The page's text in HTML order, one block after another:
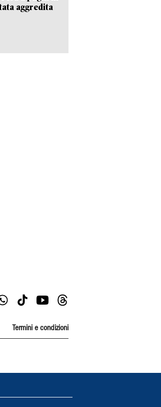
aggredita
Termini e condizioni